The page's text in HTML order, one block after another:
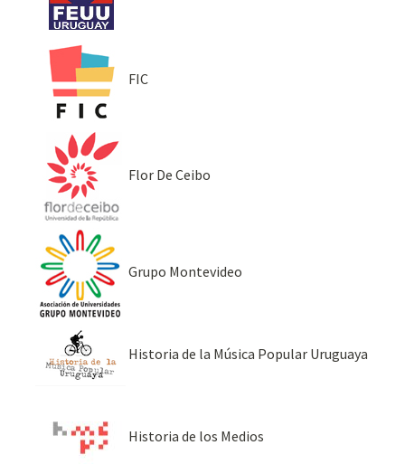
FIC
Flor De Ceibo
Grupo Montevideo
Historia de la Música Popular Uruguaya
Historia de los Medios